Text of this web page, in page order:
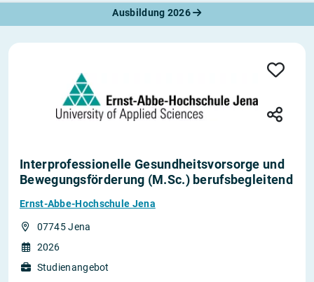
Ausbildung 2026
Interprofessionelle Gesundheitsvorsorge und
Bewegungsförderung (M.Sc.) berufsbegleitend
Ernst-Abbe-Hochschule Jena
07745 Jena
2026
Studienangebot